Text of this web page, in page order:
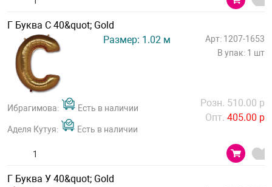
Г Буква С 40&quot; Gold
Размер: 1.02 м
Арт: 1207-1653
В упак: 1 шт
Ибрагимова: Есть в наличии
Аделя Кутуя: Есть в наличии
Розн. 510.00 р
Опт. 405.00 р
Г Буква У 40&quot; Gold